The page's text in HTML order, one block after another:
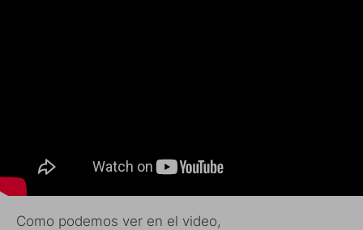
Como podemos ver en el video,